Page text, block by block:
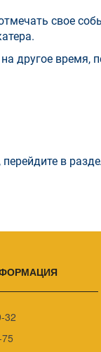
свое
другое время,
в
32